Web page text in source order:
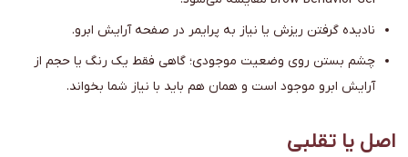
نادیده گرفتن ریزش یا نیاز به پرایمر در صفحه آرایش ابرو.
چشم بستن روی وضعیت موجودی؛ گاهی فقط یک رنگ یا حجم از
آرایش ابرو موجود است و همان هم باید با نیاز شما بخواند.
اصل یا تقلبی